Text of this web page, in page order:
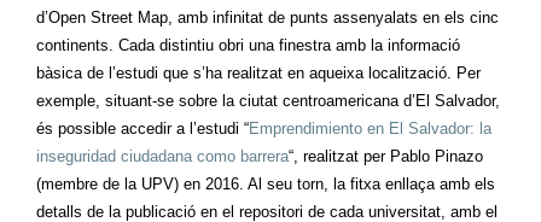
d’Open Street Map, amb infinitat de punts assenyalats en els cinc
continents. Cada distintiu obri una finestra amb la informació
bàsica de l’estudi que s’ha realitzat en aqueixa localització. Per
exemple, situant-se sobre la ciutat centroamericana d’El Salvador,
és possible accedir a l’estudi “Emprendimiento en El Salvador: la
inseguridad ciudadana como barrera“, realitzat per Pablo Pinazo
(membre de la UPV) en 2016. Al seu torn, la fitxa enllaça amb els
detalls de la publicació en el repositori de cada universitat, amb el